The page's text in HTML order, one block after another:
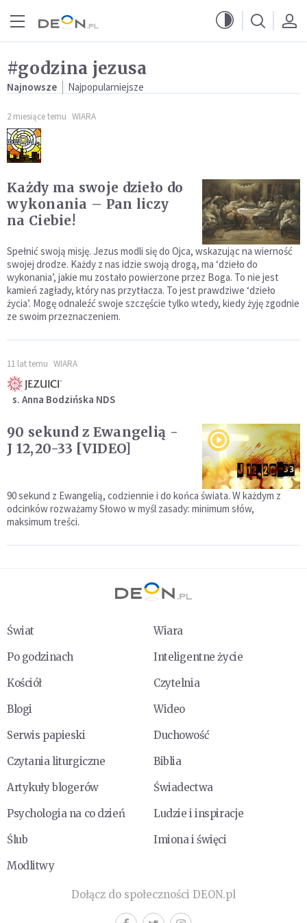
#godzina jezusa
Najnowsze Najpopularniejsze
2 miesiące temu WIARA
Każdy ma swoje dzieło do
wykonania – Pan liczy
na Ciebie!
Spełnić swoją misję. Jezus modli się do Ojca, wskazując na wierność
swojej drodze. Każdy z nas idzie swoją drogą, ma ‘dzieło do
wykonania’, jakie mu zostało powierzone przez Boga. To nie jest
kamień zagłady, który nas przytłacza. To jest prawdziwe ‘dzieło
życia’. Mogę odnaleźć swoje szczęście tylko wtedy, kiedy żyję zgodnie
ze swoim przeznaczeniem.
11 lat temu WIARA
s. Anna Bodzińska NDS
90 sekund z Ewangelią -
J 12,20-33 [VIDEO]
90 sekund z Ewangelią, codziennie i do końca świata. W każdym z
odcinków rozważamy Słowo w myśl zasady: minimum słów,
maksimum treści.
Świat
Wiara
Po godzinach
Inteligentne życie
Kościół
Czytelnia
Blogi
Wideo
Serwis papieski
Duchowość
Czytania liturgiczne
Biblia
Artykuły blogerów
Świadectwa
Psychologia na co dzień
Ludzie i inspiracje
Ślub
Imiona i święci
Modlitwy
Dołącz do społeczności DEON.pl